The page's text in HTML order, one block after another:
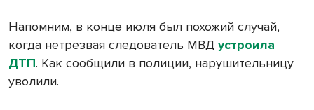
Напомним, в конце июля был похожий случай,
когда нетрезвая следователь МВД устроила
ДТП. Как сообщили в полиции, нарушительницу
уволили.